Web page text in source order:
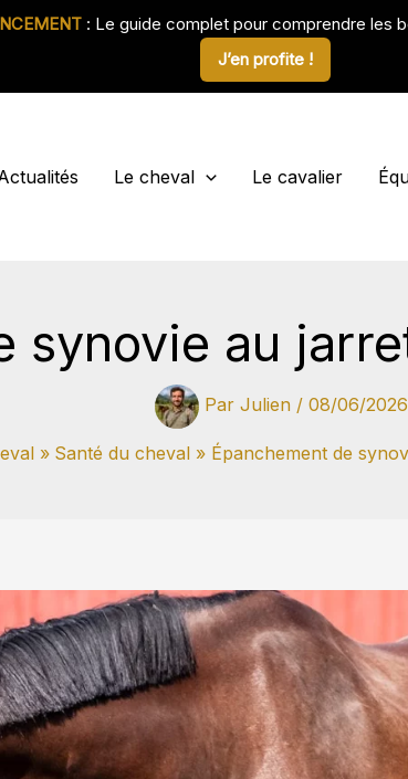
Le cheval Le cavalier
synovie au
Par Julien / 08/06/2026
Santé du cheval Épanchement de
: Le guide complet pour comprendre les
J’en profite !